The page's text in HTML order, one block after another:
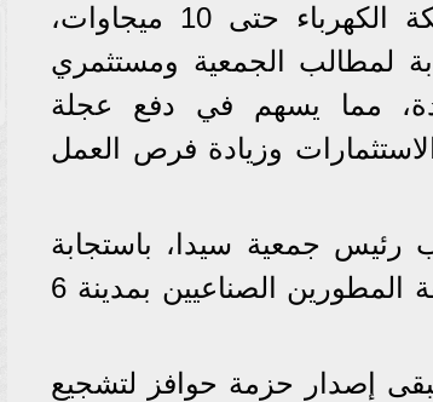
أو المقرر إنشاؤها) والمرتبطة بشبكة الكهرباء حتى 10 ميجاوات،
لمطالب الجمعية ومستثمري
مما يسهم في دفع عجلة
وزيادة فرص العمل
جمعية سيدا، باستجابة
المرفق لحل مشكلة مستثمري منطقة المطورين الصناعيين بمدينة 6
إصدار حزمة حوافز لتشجيع